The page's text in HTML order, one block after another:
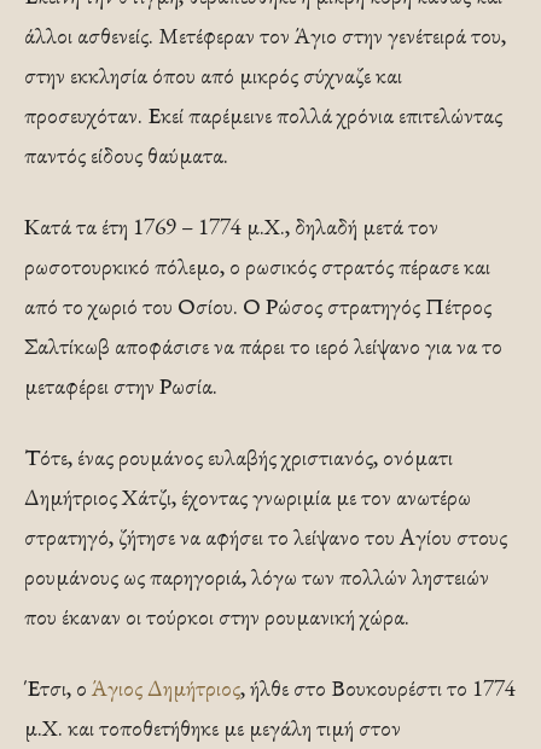
άλλοι ασθενείς. Μετέφεραν τον Άγιο στην γενέτειρά του,
στην εκκλησία όπου από μικρός σύχναζε και
προσευχόταν. Εκεί παρέμεινε πολλά χρόνια επιτελώντας
παντός είδους θαύματα.
Κατά τα έτη 1769 – 1774 μ.Χ., δηλαδή μετά τον
ρωσοτουρκικό πόλεμο, ο ρωσικός στρατός πέρασε και
από το χωριό του Οσίου. Ο Ρώσος στρατηγός Πέτρος
Σαλτίκωβ αποφάσισε να πάρει το ιερό λείψανο για να το
μεταφέρει στην Ρωσία.
Τότε, ένας ρουμάνος ευλαβής χριστιανός, ονόματι
Δημήτριος Χάτζι, έχοντας γνωριμία με τον ανωτέρω
στρατηγό, ζήτησε να αφήσει το λείψανο του Αγίου στους
ρουμάνους ως παρηγοριά, λόγω των πολλών ληστειών
που έκαναν οι τούρκοι στην ρουμανική χώρα.
Έτσι, ο Άγιος Δημήτριος, ήλθε στο Βουκουρέστι το 1774
μ.Χ. και τοποθετήθηκε με μεγάλη τιμή στον